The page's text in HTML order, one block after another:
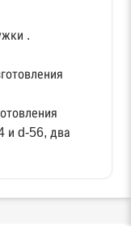
.
и d-56, два